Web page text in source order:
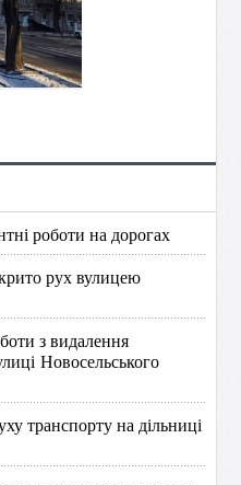
роботи на дорогах
рух вулицею
з видалення
Новосельського
транспорту на дільниці